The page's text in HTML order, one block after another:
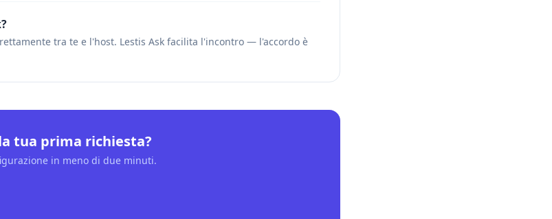
tra te e l'host. Lestis Ask facilita l'incontro — l'accordo è
tua prima richiesta?
in meno di due minuti.